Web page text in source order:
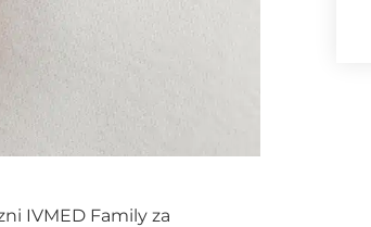
IVMED Family za